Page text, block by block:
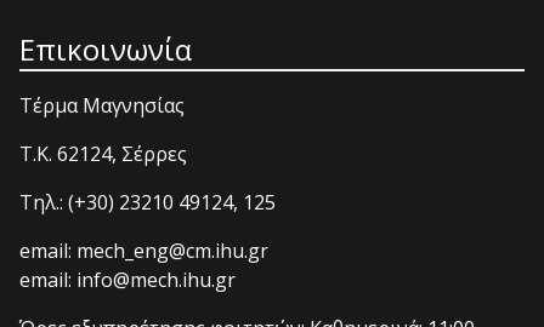
Επικοινωνία
Τέρμα Μαγνησίας
T.K. 62124, Σέρρες
Τηλ.: (+30) 23210 49124, 125
email: mech_eng@cm.ihu.gr
email: info@mech.ihu.gr